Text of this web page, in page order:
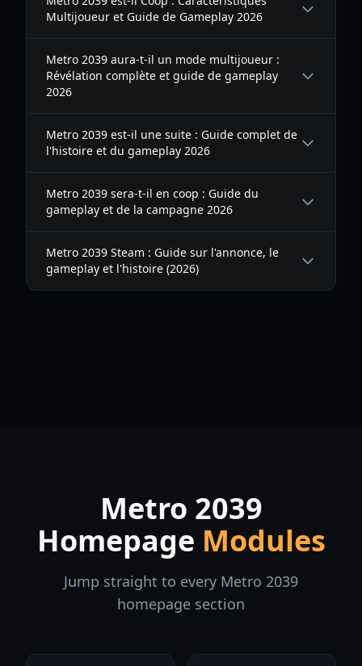
Multijoueur et Guide de Gameplay 2026
Metro 2039 aura-t-il un mode multijoueur :
Révélation complète et guide de gameplay
2026
Metro 2039 est-il une suite : Guide complet de
l'histoire et du gameplay 2026
Metro 2039 sera-t-il en coop : Guide du
gameplay et de la campagne 2026
Metro 2039 Steam : Guide sur l'annonce, le
gameplay et l'histoire (2026)
Metro 2039
Homepage Modules
Jump straight to every Metro 2039
homepage section